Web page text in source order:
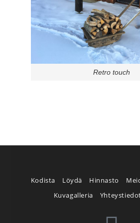
Retro touch
Kodista Löydä Hinnasto
Kuvagalleria